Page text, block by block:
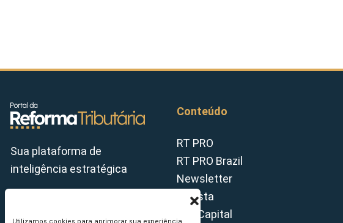
Sua plataforma de
inteligência estratégica
Conteúdo
RT PRO
RT PRO Brazil
Newsletter
Revista
Tax Capital